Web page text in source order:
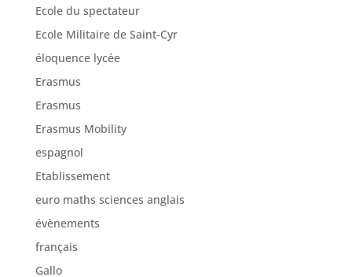
Ecole du spectateur
Ecole Militaire de Saint-Cyr
éloquence lycée
Erasmus
Erasmus
Erasmus Mobility
espagnol
Etablissement
euro maths sciences anglais
évènements
français
Gallo